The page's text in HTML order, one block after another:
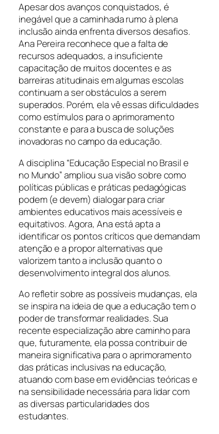
Apesar dos avanços conquistados, é
inegável que a caminhada rumo à plena
inclusão ainda enfrenta diversos desafios.
Ana Pereira reconhece que a falta de
recursos adequados, a insuficiente
capacitação de muitos docentes e as
barreiras atitudinais em algumas escolas
continuam a ser obstáculos a serem
superados. Porém, ela vê essas dificuldades
como estímulos para o aprimoramento
constante e para a busca de soluções
inovadoras no campo da educação.
A disciplina “Educação Especial no Brasil e
no Mundo” ampliou sua visão sobre como
políticas públicas e práticas pedagógicas
podem (e devem) dialogar para criar
ambientes educativos mais acessíveis e
equitativos. Agora, Ana está apta a
identificar os pontos críticos que demandam
atenção e a propor alternativas que
valorizem tanto a inclusão quanto o
desenvolvimento integral dos alunos.
Ao refletir sobre as possíveis mudanças, ela
se inspira na ideia de que a educação tem o
poder de transformar realidades. Sua
recente especialização abre caminho para
que, futuramente, ela possa contribuir de
maneira significativa para o aprimoramento
das práticas inclusivas na educação,
atuando com base em evidências teóricas e
na sensibilidade necessária para lidar com
as diversas particularidades dos
estudantes.